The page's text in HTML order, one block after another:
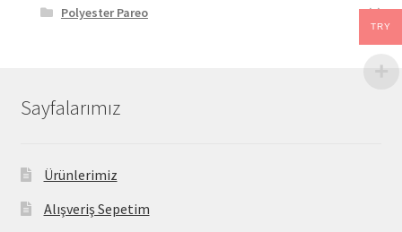
Polyester Pareo
(5)
Sayfalarımız
Ürünlerimiz
Alışveriş Sepetim
TRY